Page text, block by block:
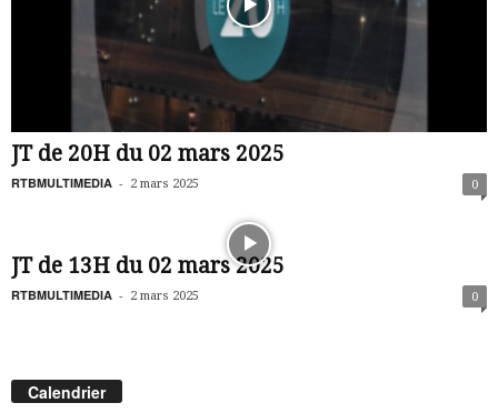
JT de 20H du 02 mars 2025
RTBMULTIMEDIA - 2 mars 2025 0
JT de 13H du 02 mars 2025
RTBMULTIMEDIA - 2 mars 2025 0
Calendrier